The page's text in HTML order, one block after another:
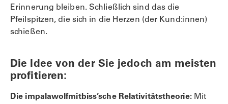
Erinnerung bleiben. Schließlich sind das die
Pfeilspitzen, die sich in die Herzen (der Kund:innen)
schießen.
Die Idee von der Sie jedoch am meisten
profitieren:
Die impalawolfmitbiss’sche Relativitätstheorie:Mit